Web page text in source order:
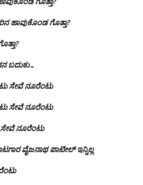
ಹಾವುಕೊಂಡ ಗೊತ್ತಾ?
ಬದುಕು…
ಸೇವೆ ನೂರೆಂಟು
ಸೇವೆ ನೂರೆಂಟು
ಸೇವೆ ನೂರೆಂಟು
ವೈಜನಾಥ ಪಾಟೀಲ್ ಇನ್ನಿಲ್ಲ